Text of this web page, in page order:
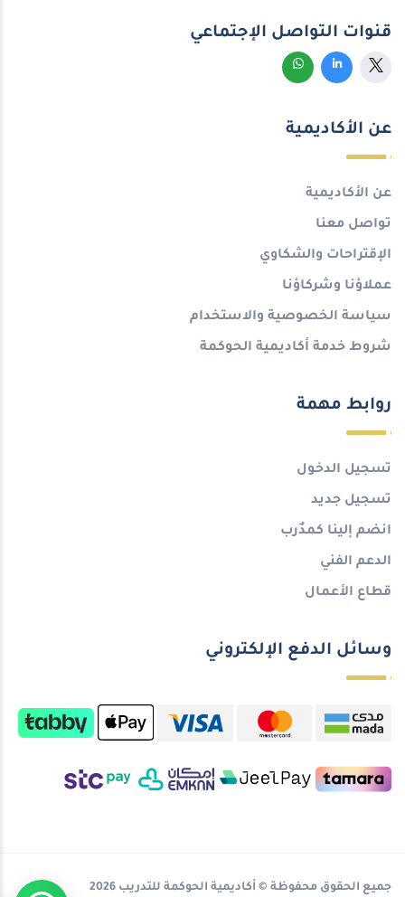
قنوات التواصل الإجتماعي
عن الأكاديمية
عن الأكاديمية
تواصل معنا
الإقتراحات والشكاوي
عملاؤنا وشركاؤنا
سياسة الخصوصية والاستخدام
شروط خدمة أكاديمية الحوكمة
روابط مهمة
تسجيل الدخول
تسجيل جديد
انضم إلينا كمدٌرب
الدعم الفني
قطاع الأعمال
وسائل الدفع الإلكتروني
جميع الحقوق محفوظة © أكاديمية الحوكمة للتدريب 2026